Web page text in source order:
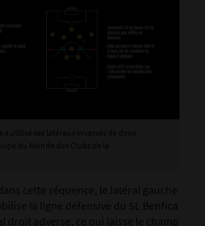
cette séquence, le latéral gauche
la ligne défensive du SL Benfica
droit adverse, ce qui laisse le champ